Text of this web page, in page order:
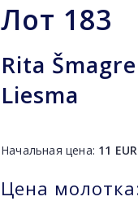
Лот 183
Rita
Liesma
Начальная цена: 11 EUR
Цена